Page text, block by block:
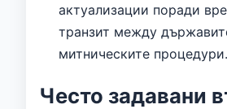
актуализации поради
транзит между
митническите процедури.
Често задавани